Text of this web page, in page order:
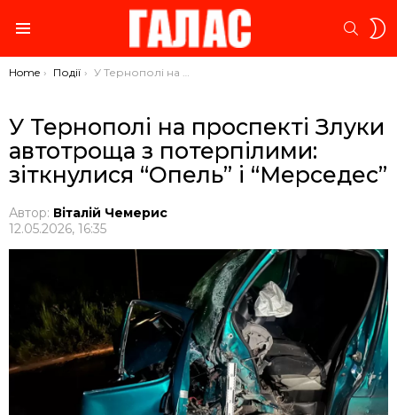
You are here:
Home Події У Тернополі на проспекті Злуки автотроща з потерпілими: зіткнулися “Опель” і “Мерседес”
У Тернополі на проспекті Злуки
автотроща з потерпілими:
зіткнулися “Опель” і “Мерседес”
Автор: Віталій Чемерис
12.05.2026, 16:35